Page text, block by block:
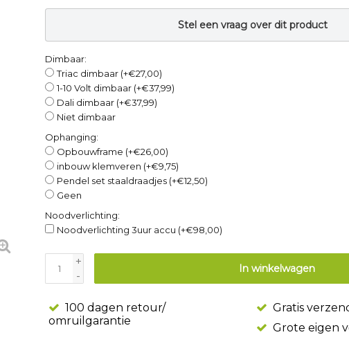
Stel een vraag over dit product
Dimbaar:
Triac dimbaar (+€27,00)
1-10 Volt dimbaar (+€37,99)
Dali dimbaar (+€37,99)
Niet dimbaar
Ophanging:
Opbouwframe (+€26,00)
inbouw klemveren (+€9,75)
Pendel set staaldraadjes (+€12,50)
Geen
Noodverlichting:
Noodverlichting 3uur accu (+€98,00)
+
-
In winkelwagen
100 dagen retour/
omruilgarantie
Gratis
Grote eigen